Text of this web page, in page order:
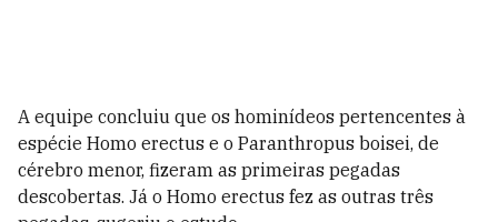
A equipe concluiu que os hominídeos pertencentes à
espécie Homo erectus e o Paranthropus boisei, de
cérebro menor, fizeram as primeiras pegadas
descobertas. Já o Homo erectus fez as outras três